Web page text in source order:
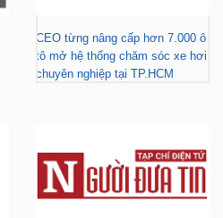
CEO từng nâng cấp hơn 7.000 ô
tô mở hệ thống chăm sóc xe hơi
chuyên nghiệp tại TP.HCM